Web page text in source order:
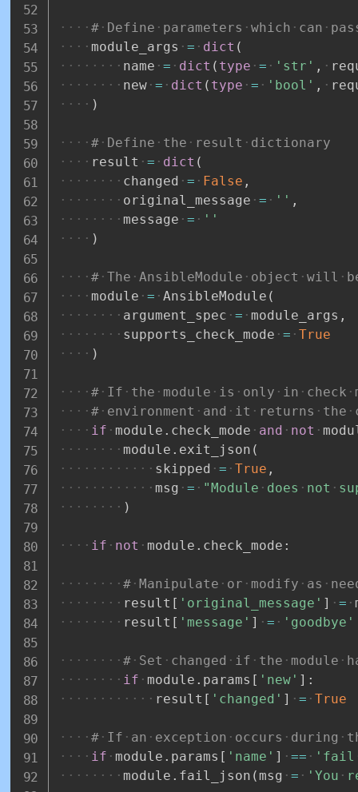
# Define parameters which can
module_args
= dict (
name = dict ( type = 'str' ,
new = dict ( type = 'bool' ,
)
# Define the result
dictionary
result
= dict (
changed
= False ,
original_message = '' ,
message =
''
)
# The AnsibleModule object will
module = AnsibleModule (
argument_spec = module_args ,
supports_check_mode = True
)
# If the module is only in check
# environment and it returns the
if
module . check_mode and not
module . exit_json (
skipped
= True ,
msg
= "Module does not
)
if not module . check_mode :
# Manipulate or modify as
result [ 'original_message' ] =
result [ 'message' ] = 'goodbye'
# Set changed if the module
if
module . params [ 'new' ] :
result [ 'changed' ] = True
# If an exception occurs during
if
module . params [ 'name' ] ==
'fail
module . fail_json ( msg = 'You